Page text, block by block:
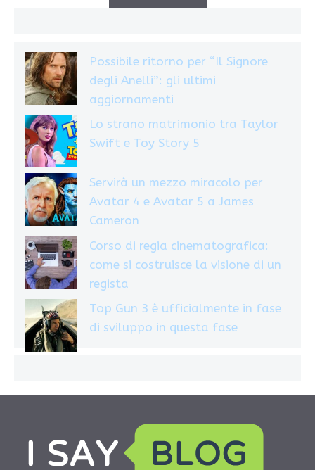
Possibile ritorno per “Il Signore
degli Anelli”: gli ultimi
aggiornamenti
Lo strano matrimonio tra Taylor
Swift e Toy Story 5
Servirà un mezzo miracolo per
Avatar 4 e Avatar 5 a James
Cameron
Corso di regia cinematografica:
come si costruisce la visione di un
regista
Top Gun 3 è ufficialmente in fase
di sviluppo in questa fase